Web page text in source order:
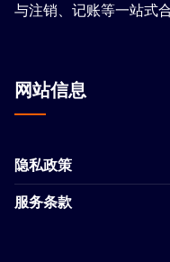
与注销、记账等一站式
网站信息
隐私政策
服务条款